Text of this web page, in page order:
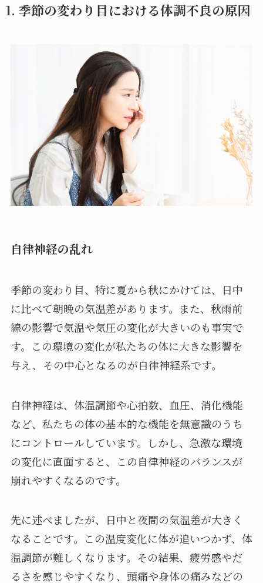
1. 季節の変わり目における体調不良の原因
自律神経の乱れ
季節の変わり目、特に夏から秋にかけては、日中
に比べて朝晩の気温差があります。また、秋雨前
線の影響で気温や気圧の変化が大きいのも事実で
す。この環境の変化が私たちの体に大きな影響を
与え、その中心となるのが自律神経系です。
自律神経は、体温調節や心拍数、血圧、消化機能
など、私たちの体の基本的な機能を無意識のうち
にコントロールしています。しかし、急激な環境
の変化に直面すると、この自律神経のバランスが
崩れやすくなるのです。
先に述べましたが、日中と夜間の気温差が大きく
なることです。この温度変化に体が追いつかず、体
温調節が難しくなります。その結果、疲労感やだ
るさを感じやすくなり、頭痛や身体の痛みなどの